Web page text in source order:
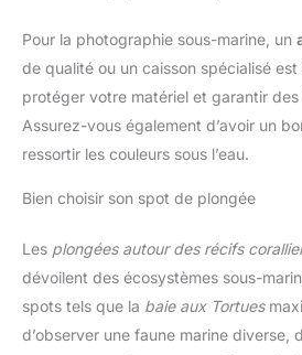
Pour la photographie sous-marine, un
de qualité ou un caisson spécialisé
protéger votre matériel et garantir
Assurez-vous également d’avoir un
ressortir les couleurs sous l’eau.
Bien choisir son spot de plongée
Les plongées autour des récifs
dévoilent des écosystèmes sous-
spots tels que la baie aux Tortues
d’observer une faune marine diverse,